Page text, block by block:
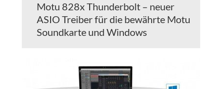
Motu 828x Thunderbolt – neuer
ASIO Treiber für die bewährte Motu
Soundkarte und Windows